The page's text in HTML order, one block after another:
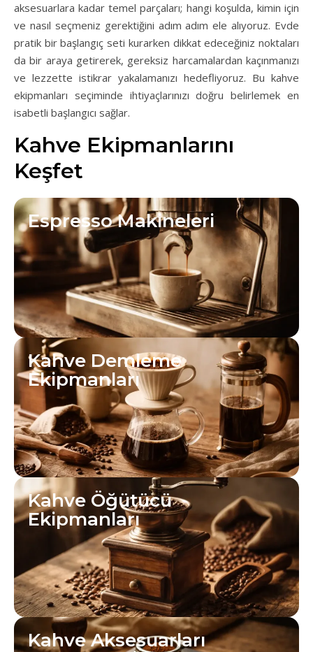
aksesuarlara kadar temel parçaları; hangi koşulda, kimin için
ve nasıl seçmeniz gerektiğini adım adım ele alıyoruz. Evde
pratik bir başlangıç seti kurarken dikkat edeceğiniz noktaları
da bir araya getirerek, gereksiz harcamalardan kaçınmanızı
ve lezzette istikrar yakalamanızı hedefliyoruz. Bu kahve
ekipmanları seçiminde ihtiyaçlarınızı doğru belirlemek en
isabetli başlangıcı sağlar.
Kahve Ekipmanlarını
Keşfet
Espresso Makineleri
Kahve Demleme
Ekipmanları
Kahve Öğütücü
Ekipmanları
Kahve Aksesuarları